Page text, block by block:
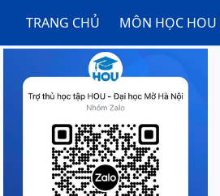
TRANG CHỦ MÔN HỌC HOU